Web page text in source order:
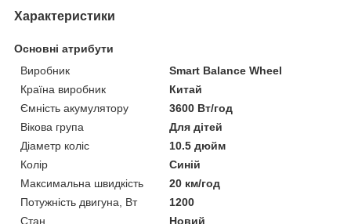
Характеристики
Основні атрибути
Виробник
Smart Balance Wheel
Країна виробник
Китай
Ємність акумулятору
3600 Вт/год
Вікова група
Для дітей
Діаметр коліс
10.5 дюйм
Колір
Синій
Максимальна швидкість
20 км/год
Потужність двигуна, Вт
1200
Стан
Новий